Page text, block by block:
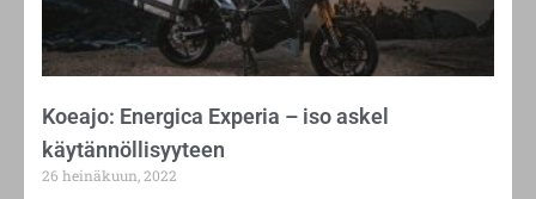
Koeajo: Energica Experia – iso askel
käytännöllisyyteen
26 heinäkuun, 2022